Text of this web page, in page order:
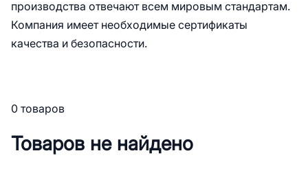
производства отвечают всем мировым стандартам.
Компания имеет необходимые сертификаты
качества и безопасности.
0 товаров
Товаров не найдено